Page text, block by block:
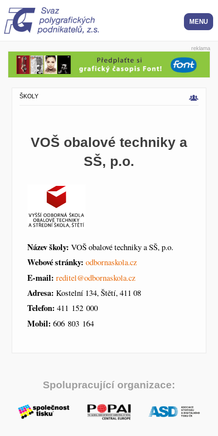
reklama
ŠKOLY
VOŠ obalové techniky a
SŠ, p.o.
Název školy: VOŠ obalové techniky a SŠ, p.o.
Webové stránky: odbornaskola.cz
E-mail: reditel@odbornaskola.cz
Adresa: Kostelní 134, Štětí, 411 08
Telefon: 411 152 000
Mobil: 606 803 164
Spolupracující organizace: